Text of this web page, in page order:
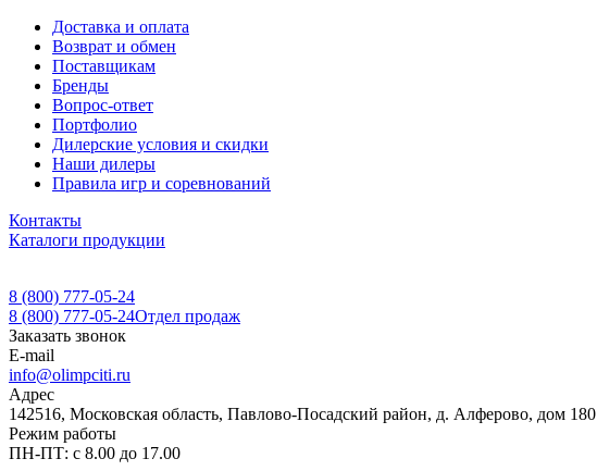
Доставка и оплата
Возврат и обмен
Поставщикам
Бренды
Вопрос-ответ
Портфолио
Дилерские условия и скидки
Наши дилеры
Правила игр и соревнований
Контакты
Каталоги продукции
8 (800) 777-05-24
8 (800) 777-05-24Отдел продаж
Заказать звонок
E-mail
info@olimpciti.ru
Адрес
142516, Московская область, Павлово-Посадский район, д. Алферово, дом 180
Режим работы
ПН-ПТ: с 8.00 до 17.00